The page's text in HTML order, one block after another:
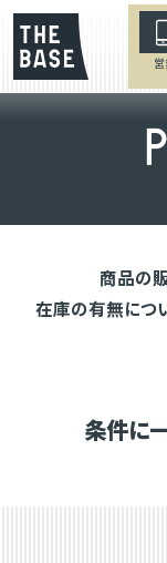
P
商品の
在庫の有無につ
条件に